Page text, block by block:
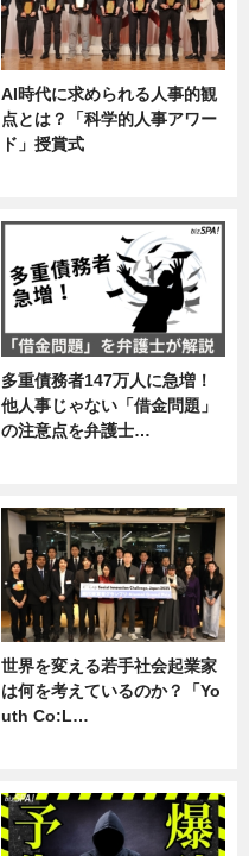
AI時代に求められる人事的観
点とは？「科学的人事アワー
ド」授賞式
多重債務者147万人に急増！
他人事じゃない「借金問題」
の注意点を弁護士…
世界を変える若手社会起業家
は何を考えているのか？「Yo
uth Co:L…